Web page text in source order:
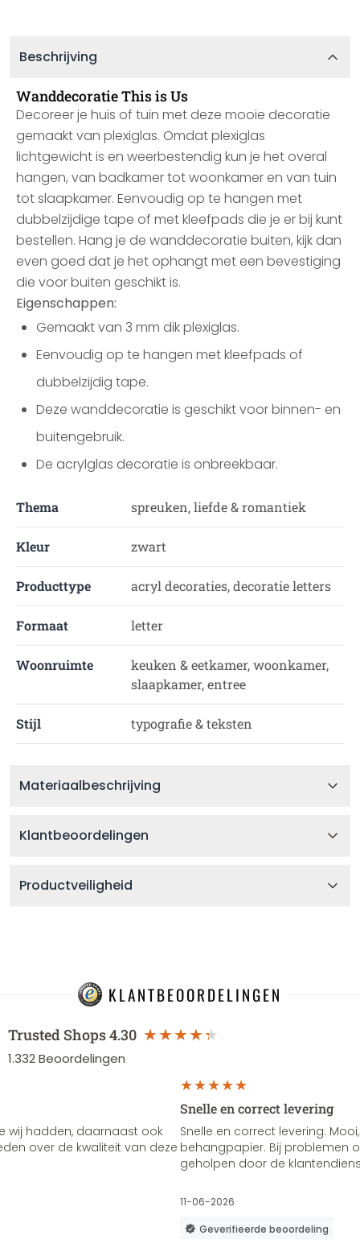
Beschrijving
Wanddecoratie This is Us
Decoreer je huis of tuin met deze mooie decoratie
gemaakt van plexiglas. Omdat plexiglas
lichtgewicht is en weerbestendig kun je het overal
hangen, van badkamer tot woonkamer en van tuin
tot slaapkamer. Eenvoudig op te hangen met
dubbelzijdige tape of met kleefpads die je er bij kunt
bestellen. Hang je de wanddecoratie buiten, kijk dan
even goed dat je het ophangt met een bevestiging
die voor buiten geschikt is.
Eigenschappen:
Gemaakt van 3 mm dik plexiglas.
Eenvoudig op te hangen met kleefpads of
dubbelzijdig tape.
Deze wanddecoratie is geschikt voor binnen- en
buitengebruik.
De acrylglas decoratie is onbreekbaar.
Thema spreuken, liefde & romantiek
Kleur zwart
Producttype acryl decoraties, decoratie letters
Formaat letter
Woonruimte
keuken & eetkamer, woonkamer,
slaapkamer, entree
Stijl typografie & teksten
Materiaalbeschrijving
Klantbeoordelingen
Productveiligheid
KLANTBEOORDELINGEN
Trusted Shops4.30
1.332Beoordelingen
wij hadden, daarnaast ook
over de kwaliteit van deze
Snelle en correct levering
Snelle en correct levering.
behangpapier. Bij problemen
geholpen door de
11-06-2026
Geverifieerde beoordeling